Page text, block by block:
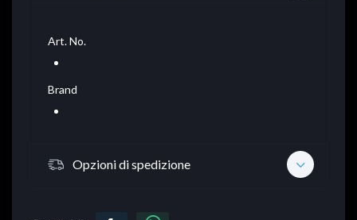
Art. No.
Brand
Opzioni di spedizione